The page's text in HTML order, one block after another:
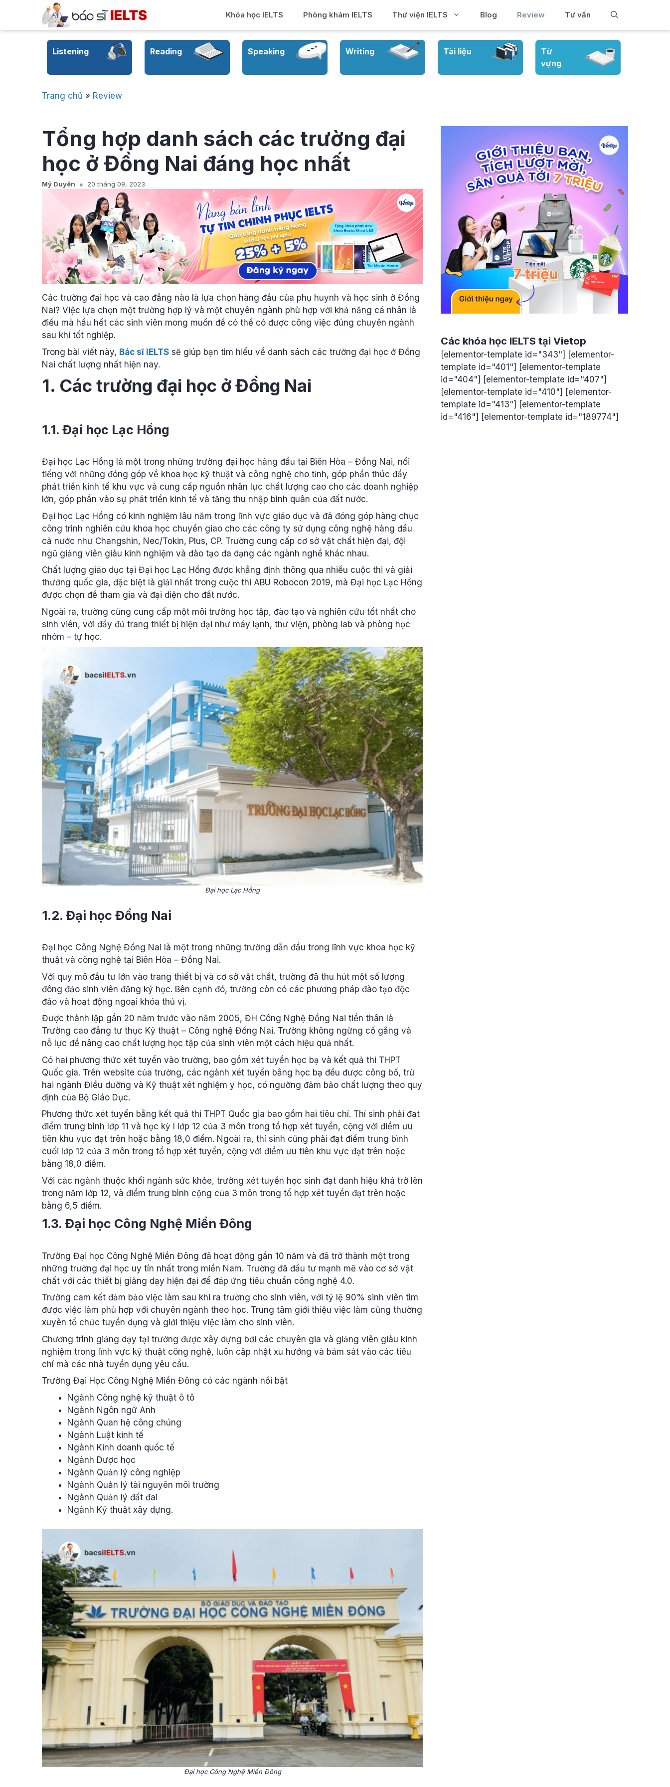
content
Khóa học IELTS Phòng khám IELTS Thư viện IELTS Blog Review Tư vấn
Listening Reading Speaking Writing Tài liệu
Từ
vựng
Trang chủ » Review
Tổng hợp danh sách các trường đại
học ở Đồng Nai đáng học nhất
Mỹ Duyên 20 tháng 09, 2023
Các trường đại học và cao đẳng nào là lựa chọn hàng đầu của phụ huynh và học sinh ở Đồng
Nai? Việc lựa chọn một trường hợp lý và một chuyên ngành phù hợp với khả năng cá nhân là
điều mà hầu hết các sinh viên mong muốn để có thể có được công việc đúng chuyên ngành
sau khi tốt nghiệp.
Trong bài viết này, Bác sĩ IELTS sẽ giúp bạn tìm hiểu về danh sách các trường đại học ở Đồng
Nai chất lượng nhất hiện nay.
1. Các trường đại học ở Đồng Nai
1.1. Đại học Lạc Hồng
Đại học Lạc Hồng là một trong những trường đại học hàng đầu tại Biên Hòa – Đồng Nai, nổi
tiếng với những đóng góp về khoa học kỹ thuật và công nghệ cho tỉnh, góp phần thúc đẩy
phát triển kinh tế khu vực và cung cấp nguồn nhân lực chất lượng cao cho các doanh nghiệp
lớn, góp phần vào sự phát triển kinh tế và tăng thu nhập bình quân của đất nước.
Đại học Lạc Hồng có kinh nghiệm lâu năm trong lĩnh vực giáo dục và đã đóng góp hàng chục
công trình nghiên cứu khoa học chuyển giao cho các công ty sử dụng công nghệ hàng đầu
cả nước như Changshin, Nec/Tokin, Plus, CP. Trường cung cấp cơ sở vật chất hiện đại, đội
ngũ giảng viên giàu kinh nghiệm và đào tạo đa dạng các ngành nghề khác nhau.
Chất lượng giáo dục tại Đại học Lạc Hồng được khẳng định thông qua nhiều cuộc thi và giải
thưởng quốc gia, đặc biệt là giải nhất trong cuộc thi ABU Robocon 2019, mà Đại học Lạc Hồng
được chọn để tham gia và đại diện cho đất nước.
Ngoài ra, trường cũng cung cấp một môi trường học tập, đào tạo và nghiên cứu tốt nhất cho
sinh viên, với đầy đủ trang thiết bị hiện đại như máy lạnh, thư viện, phòng lab và phòng học
nhóm – tự học.
Đại học Lạc Hồng
1.2. Đại học Đồng Nai
Đại học Công Nghệ Đồng Nai là một trong những trường dẫn đầu trong lĩnh vực khoa học kỹ
thuật và công nghệ tại Biên Hòa – Đồng Nai.
Với quy mô đầu tư lớn vào trang thiết bị và cơ sở vật chất, trường đã thu hút một số lượng
đông đảo sinh viên đăng ký học. Bên cạnh đó, trường còn có các phương pháp đào tạo độc
đáo và hoạt động ngoại khóa thú vị.
Được thành lập gần 20 năm trước vào năm 2005, ĐH Công Nghệ Đồng Nai tiền thân là
Trường cao đẳng tư thục Kỹ thuật – Công nghệ Đồng Nai. Trường không ngừng cố gắng và
nỗ lực để nâng cao chất lượng học tập của sinh viên một cách hiệu quả nhất.
Có hai phương thức xét tuyển vào trường, bao gồm xét tuyển học bạ và kết quả thi THPT
Quốc gia. Trên website của trường, các ngành xét tuyển bằng học bạ đều được công bố, trừ
hai ngành Điều dưỡng và Kỹ thuật xét nghiệm y học, có ngưỡng đảm bảo chất lượng theo quy
định của Bộ Giáo Dục.
Phương thức xét tuyển bằng kết quả thi THPT Quốc gia bao gồm hai tiêu chí. Thí sinh phải đạt
điểm trung bình lớp 11 và học kỳ I lớp 12 của 3 môn trong tổ hợp xét tuyển, cộng với điểm ưu
tiên khu vực đạt trên hoặc bằng 18,0 điểm. Ngoài ra, thí sinh cũng phải đạt điểm trung bình
cuối lớp 12 của 3 môn trong tổ hợp xét tuyển, cộng với điểm ưu tiên khu vực đạt trên hoặc
bằng 18,0 điểm.
Với các ngành thuộc khối ngành sức khỏe, trường xét tuyển học sinh đạt danh hiệu khá trở lên
trong năm lớp 12, và điểm trung bình cộng của 3 môn trong tổ hợp xét tuyển đạt trên hoặc
bằng 6,5 điểm.
1.3. Đại học Công Nghệ Miền Đông
Trường Đại học Công Nghệ Miền Đông đã hoạt động gần 10 năm và đã trở thành một trong
những trường đại học uy tín nhất trong miền Nam. Trường đã đầu tư mạnh mẽ vào cơ sở vật
chất với các thiết bị giảng dạy hiện đại để đáp ứng tiêu chuẩn công nghệ 4.0.
Trường cam kết đảm bảo việc làm sau khi ra trường cho sinh viên, với tỷ lệ 90% sinh viên tìm
được việc làm phù hợp với chuyên ngành theo học. Trung tâm giới thiệu việc làm cũng thường
xuyên tổ chức tuyển dụng và giới thiệu việc làm cho sinh viên.
Chương trình giảng dạy tại trường được xây dựng bởi các chuyên gia và giảng viên giàu kinh
nghiệm trong lĩnh vực kỹ thuật công nghệ, luôn cập nhật xu hướng và bám sát vào các tiêu
chí mà các nhà tuyển dụng yêu cầu.
Trường Đại Học Công Nghệ Miền Đông có các ngành nổi bật
Ngành Công nghệ kỹ thuật ô tô
Ngành Ngôn ngữ Anh
Ngành Quan hệ công chúng
Ngành Luật kinh tế
Ngành Kinh doanh quốc tế
Ngành Dược học
Ngành Quản lý công nghiệp
Ngành Quản lý tài nguyên môi trường
Ngành Quản lý đất đai
Ngành Kỹ thuật xây dựng.
Đại học Công Nghệ Miền Đông
Các khóa học IELTS tại Vietop
[elementor-template id="343"] [elementor-
template id="401"] [elementor-template
id="404"] [elementor-template id="407"]
[elementor-template id="410"] [elementor-
template id="413"] [elementor-template
id="416"] [elementor-template id="189774"]